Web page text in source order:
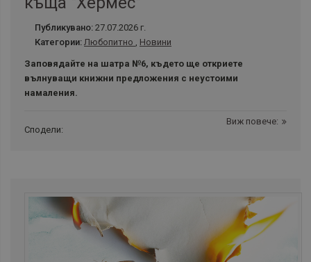
Публикувано: 27.07.2026 г.
Категории: Любопитно Новини
Заповядайте на шатра №6, където ще откриете
вълнуващи книжни предложения с неустоими
намаления.
Виж повече:
Сподели: